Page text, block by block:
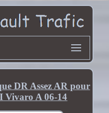
DR Assez AR pour
Vivaro A 06-14